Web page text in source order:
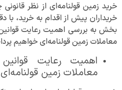
خرید زمین قولنامه‌ای از نظر
خریداران پیش از اقدام به خرید، با
بخش به بررسی اهمیت رعایت قوانین
معاملات زمین قولنامه‌ای خواهیم
اهمیت رعایت
معاملات زمین قولنامه‌ای